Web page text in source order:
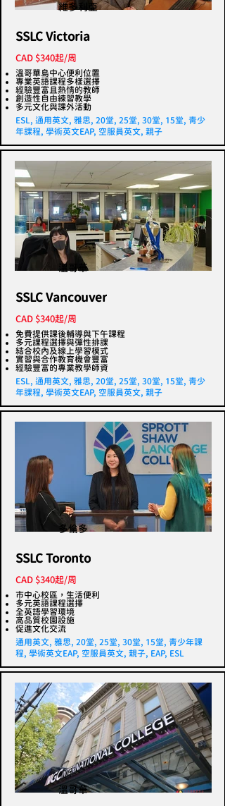
維多利亞
SSLC Victoria
CAD $340起/周
溫哥華島中心便利位置
專業英語課程多樣選擇
經驗豐富且熱情的教師
創造性自由練習教學
多元文化與課外活動
ESL, 通用英文, 雅思, 20堂, 25堂, 30堂, 15堂, 青少
年課程, 學術英文EAP, 空服員英文, 親子
溫哥華
SSLC Vancouver
CAD $340起/周
免費提供課後輔導與下午課程
多元課程選擇與彈性排課
結合校內及線上學習模式
實習與合作教育機會豐富
經驗豐富的專業教學師資
ESL, 通用英文, 雅思, 20堂, 25堂, 30堂, 15堂, 青少
年課程, 學術英文EAP, 空服員英文, 親子
多倫多
SSLC Toronto
CAD $340起/周
市中心校區，生活便利
多元英語課程選擇
全英語學習環境
高品質校園設施
促進文化交流
通用英文, 雅思, 20堂, 25堂, 30堂, 15堂, 青少年課
程, 學術英文EAP, 空服員英文, 親子, EAP, ESL
溫哥華